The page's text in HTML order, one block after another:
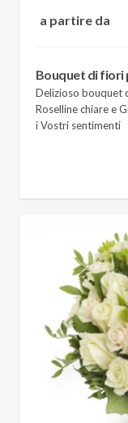
a partire da
Bouquet di fiori
Delizioso bouquet
Roselline chiare e
i Vostri sentimenti